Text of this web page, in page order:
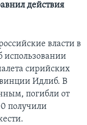
действия
власти в
сирийских
Идлиб. В
погибли от
получили